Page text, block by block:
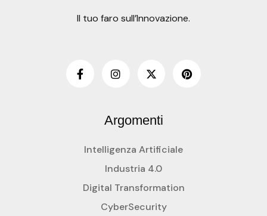
Il tuo faro sull’Innovazione.
Argomenti
Intelligenza Artificiale
Industria 4.0
Digital Transformation
CyberSecurity